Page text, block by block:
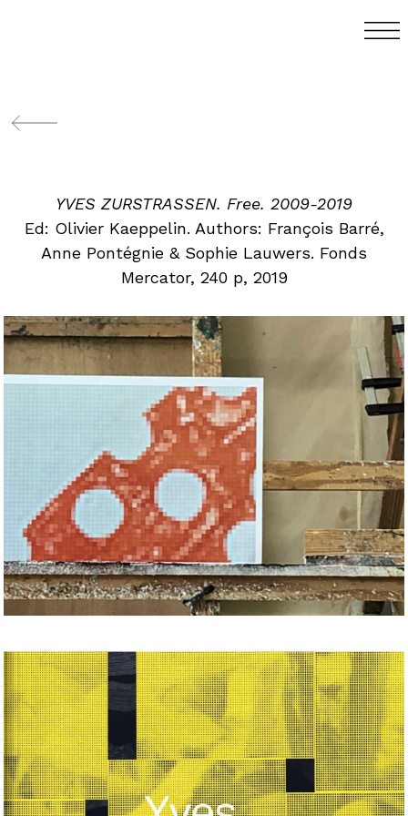
YVES ZURSTRASSEN. Free. 2009-2019
Ed: Olivier Kaeppelin. Authors: François Barré,
Anne Pontégnie & Sophie Lauwers. Fonds
Mercator, 240 p, 2019